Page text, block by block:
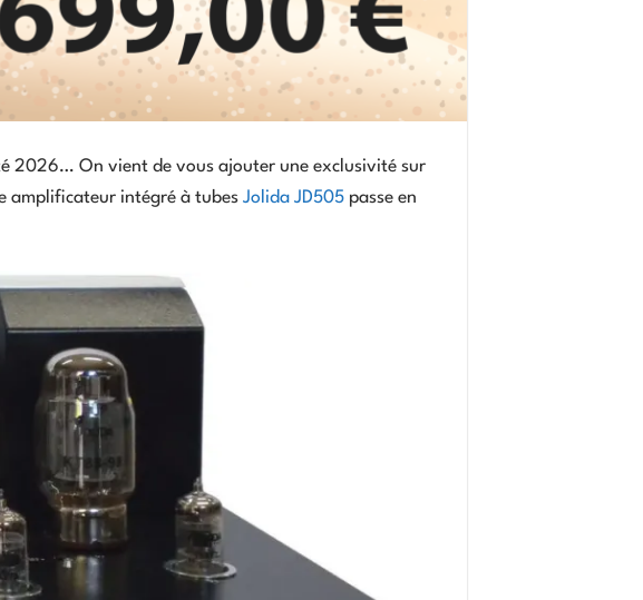
2026… On vient de vous ajouter une exclusivité sur
amplificateur intégré à tubesJolida JD505 passe en